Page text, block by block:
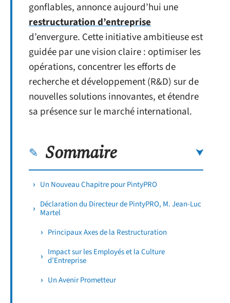
gonflables, annonce aujourd’hui une
restructuration d’entreprise
d’envergure. Cette initiative ambitieuse est
guidée par une vision claire : optimiser les
opérations, concentrer les efforts de
recherche et développement (R&D) sur de
nouvelles solutions innovantes, et étendre
sa présence sur le marché international.
Sommaire
Un Nouveau Chapitre pour PintyPRO
Déclaration du Directeur de PintyPRO, M. Jean-Luc
Martel
Principaux Axes de la Restructuration
Impact sur les Employés et la Culture
d’Entreprise
Un Avenir Prometteur